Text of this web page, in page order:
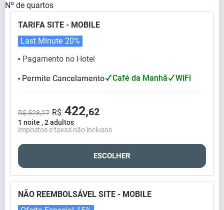
Nº de quartos
TARIFA SITE - MOBILE
⬤ Pagamento no Hotel
Last Minute 20%
⬤ Permite Cancelamento Café da Manhã WiFi
1 noite , 2 adultos
R$ 528,27 R$ 422,62
Impostos e taxas não inclusos
ESCOLHER
NÃO REEMBOLSÁVEL SITE - MOBILE